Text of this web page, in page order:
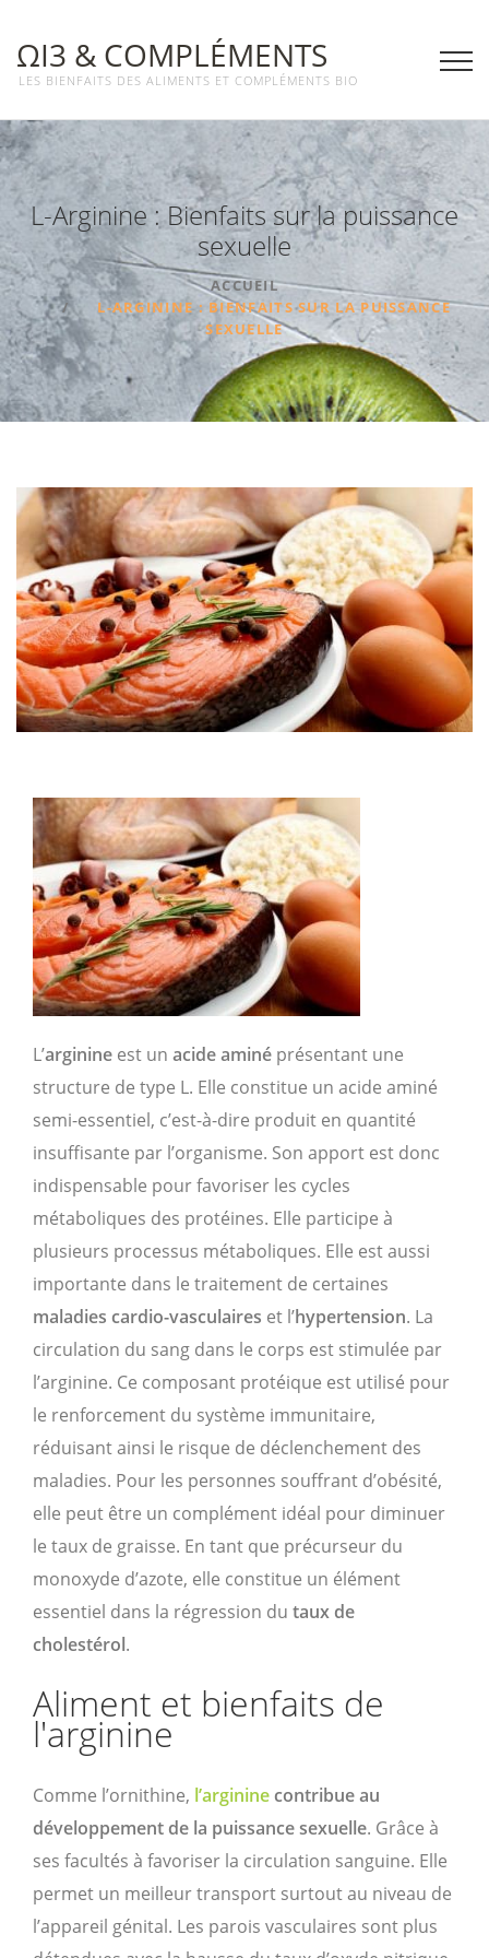
ΩΙ3 & COMPLÉMENTS
LES BIENFAITS DES ALIMENTS ET COMPLÉMENTS BIO
L-Arginine : Bienfaits sur la puissance
sexuelle
ACCUEIL
L-ARGININE : BIENFAITS SUR LA PUISSANCE
SEXUELLE
L’arginine est un acide aminé présentant une
structure de type L. Elle constitue un acide aminé
semi-essentiel, c’est-à-dire produit en quantité
insuffisante par l’organisme. Son apport est donc
indispensable pour favoriser les cycles
métaboliques des protéines. Elle participe à
plusieurs processus métaboliques. Elle est aussi
importante dans le traitement de certaines
maladies cardio-vasculaires et l’hypertension. La
circulation du sang dans le corps est stimulée par
l’arginine. Ce composant protéique est utilisé pour
le renforcement du système immunitaire,
réduisant ainsi le risque de déclenchement des
maladies. Pour les personnes souffrant d’obésité,
elle peut être un complément idéal pour diminuer
le taux de graisse. En tant que précurseur du
monoxyde d’azote, elle constitue un élément
essentiel dans la régression du taux de
cholestérol.
Aliment et bienfaits de
l'arginine
Comme l’ornithine, l’argininecontribue au
développement de la puissance sexuelle. Grâce à
ses facultés à favoriser la circulation sanguine. Elle
permet un meilleur transport surtout au niveau de
l’appareil génital. Les parois vasculaires sont plus